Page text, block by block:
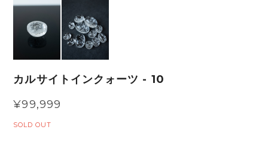
カルサイトインクォーツ - 10
¥99,999
SOLD OUT